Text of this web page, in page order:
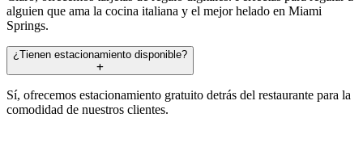
alguien que ama la cocina italiana y el mejor helado en Miami
Springs.
¿Tienen estacionamiento disponible?
Sí, ofrecemos estacionamiento gratuito detrás del restaurante para la
comodidad de nuestros clientes.